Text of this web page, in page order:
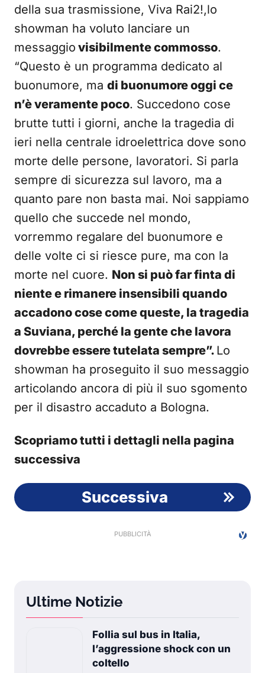
della sua trasmissione, Viva Rai2!,lo
showman ha voluto lanciare un
messaggio visibilmente commosso.
“Questo è un programma dedicato al
buonumore, ma di buonumore oggi ce
n’è veramente poco. Succedono cose
brutte tutti i giorni, anche la tragedia di
ieri nella centrale idroelettrica dove sono
morte delle persone, lavoratori. Si parla
sempre di sicurezza sul lavoro, ma a
quanto pare non basta mai. Noi sappiamo
quello che succede nel mondo,
vorremmo regalare del buonumore e
delle volte ci si riesce pure, ma con la
morte nel cuore. Non si può far finta di
niente e rimanere insensibili quando
accadono cose come queste, la tragedia
a Suviana, perché la gente che lavora
dovrebbe essere tutelata sempre”. Lo
showman ha proseguito il suo messaggio
articolando ancora di più il suo sgomento
per il disastro accaduto a Bologna.
Scopriamo tutti i dettagli nella pagina
successiva
Successiva
Ultime Notizie
Follia sul bus in Italia,
l’aggressione shock con un
coltello